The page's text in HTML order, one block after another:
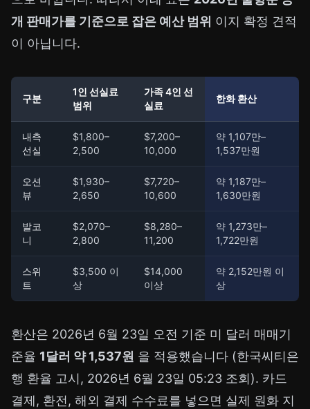
개 판매가를 기준으로 잡은 예산 범위 이지 확정 견적
이 아닙니다.
구분
1인 선실료
범위
가족 4인 선
실료
한화 환산
내측
선실
$1,800–
2,500
$7,200–
10,000
약 1,107만–
1,537만원
오션
뷰
$1,930–
2,650
$7,720–
10,600
약 1,187만–
1,630만원
발코
니
$2,070–
2,800
$8,280–
11,200
약 1,273만–
1,722만원
스위
트
$3,500 이
상
$14,000
이상
약 2,152만원 이
상
환산은 2026년 6월 23일 오전 기준 미 달러 매매기
준율 1달러 약 1,537원 을 적용했습니다 (한국씨티은
행 환율 고시, 2026년 6월 23일 05:23 조회). 카드
결제, 환전, 해외 결제 수수료를 넣으면 실제 원화 지